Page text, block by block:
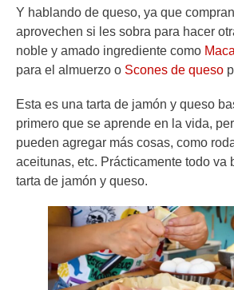
Y hablando de queso, ya que
aprovechen si les sobra para hacer
noble y amado ingrediente como
para el almuerzo o Scones de queso
Esta es una tarta de jamón y queso
primero que se aprende en la vida,
pueden agregar más cosas, como
aceitunas, etc. Prácticamente todo va
tarta de jamón y queso.